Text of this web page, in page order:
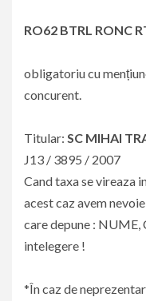
RO62 BTRL RONC
obligatoriu cu
concurent.
Titular: SC MIHAI
J13 / 3895 / 2007
Cand taxa se vireaza
acest caz avem
care depune : NUME,
intelegere !
*În caz de